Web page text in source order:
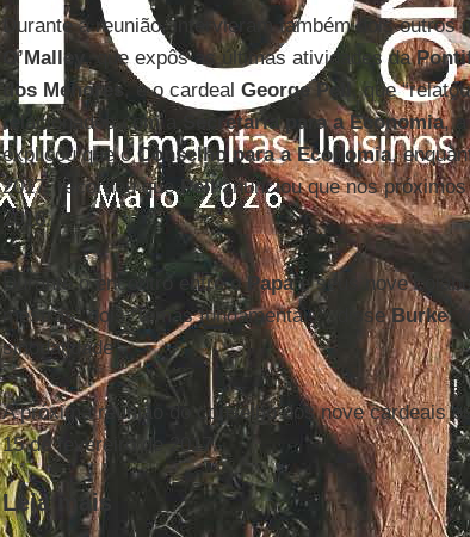
Durante a reunião, intervieram também dois outros
O’Malley, que expôs as últimas atividades da
dos Menores, e o cardeal George Pell, que
relacionados com a
Secretaria para a Economia, a
explicou que oConselho para a Economia,
2017, recordou quePellanunciou que nos
2016.
Durante o encontro entre oPapae seus nove
mestras” dois “temas fundamentais”, disseBurke:
sinodalidade”.
A próxima reunião do conselho dos nove cardeais
15 de fevereiro de 2017.
Leia mais